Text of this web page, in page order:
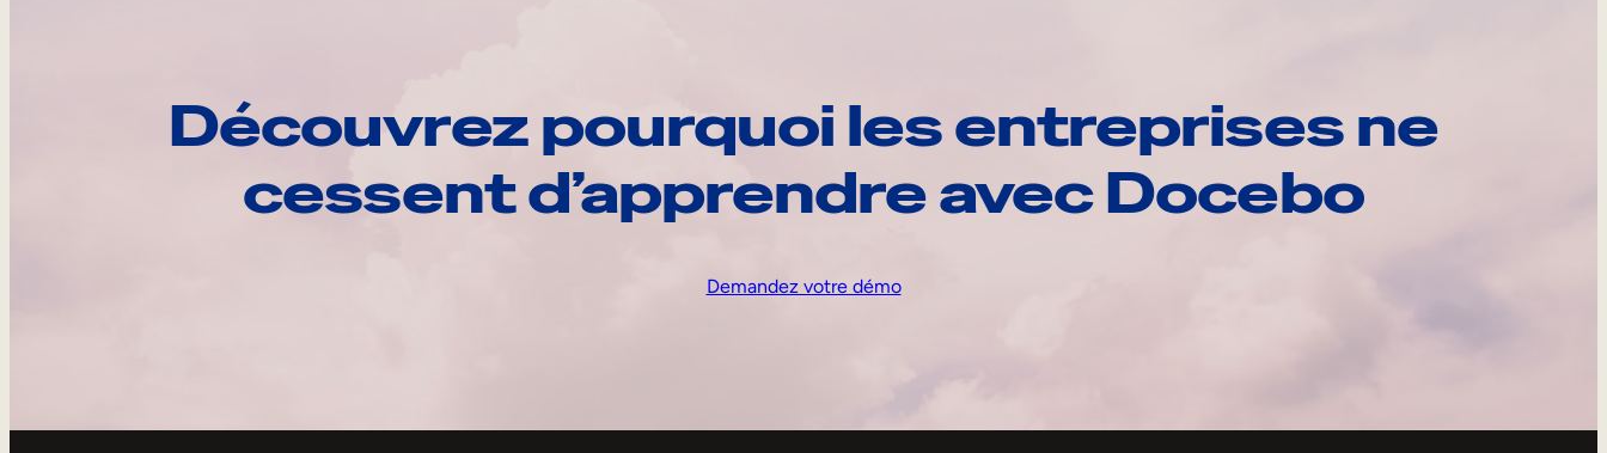
Découvrez pourquoi les entreprises ne
cessent d’apprendre avec Docebo
Demandez votre démo